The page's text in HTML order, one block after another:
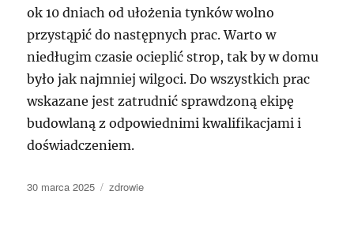
ok 10 dniach od ułożenia tynków wolno
przystąpić do następnych prac. Warto w
niedługim czasie ocieplić strop, tak by w domu
było jak najmniej wilgoci. Do wszystkich prac
wskazane jest zatrudnić sprawdzoną ekipę
budowlaną z odpowiednimi kwalifikacjami i
doświadczeniem.
Data
30 marca 2025 Kategorie
zdrowie